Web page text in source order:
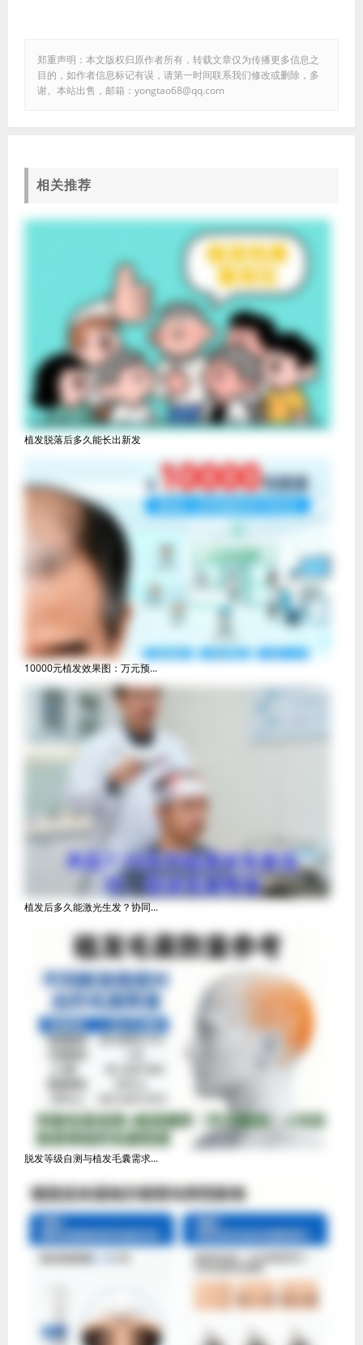
郑重声明：本文版权归原作者所有，转载文章仅为传播更多信息之
目的，如作者信息标记有误，请第一时间联系我们修改或删除，多
谢。本站出售，邮箱：yongtao68@qq.com
相关推荐
植发脱落后多久能长出新发
10000元植发效果图：万元预...
植发后多久能激光生发？协同...
脱发等级自测与植发毛囊需求...